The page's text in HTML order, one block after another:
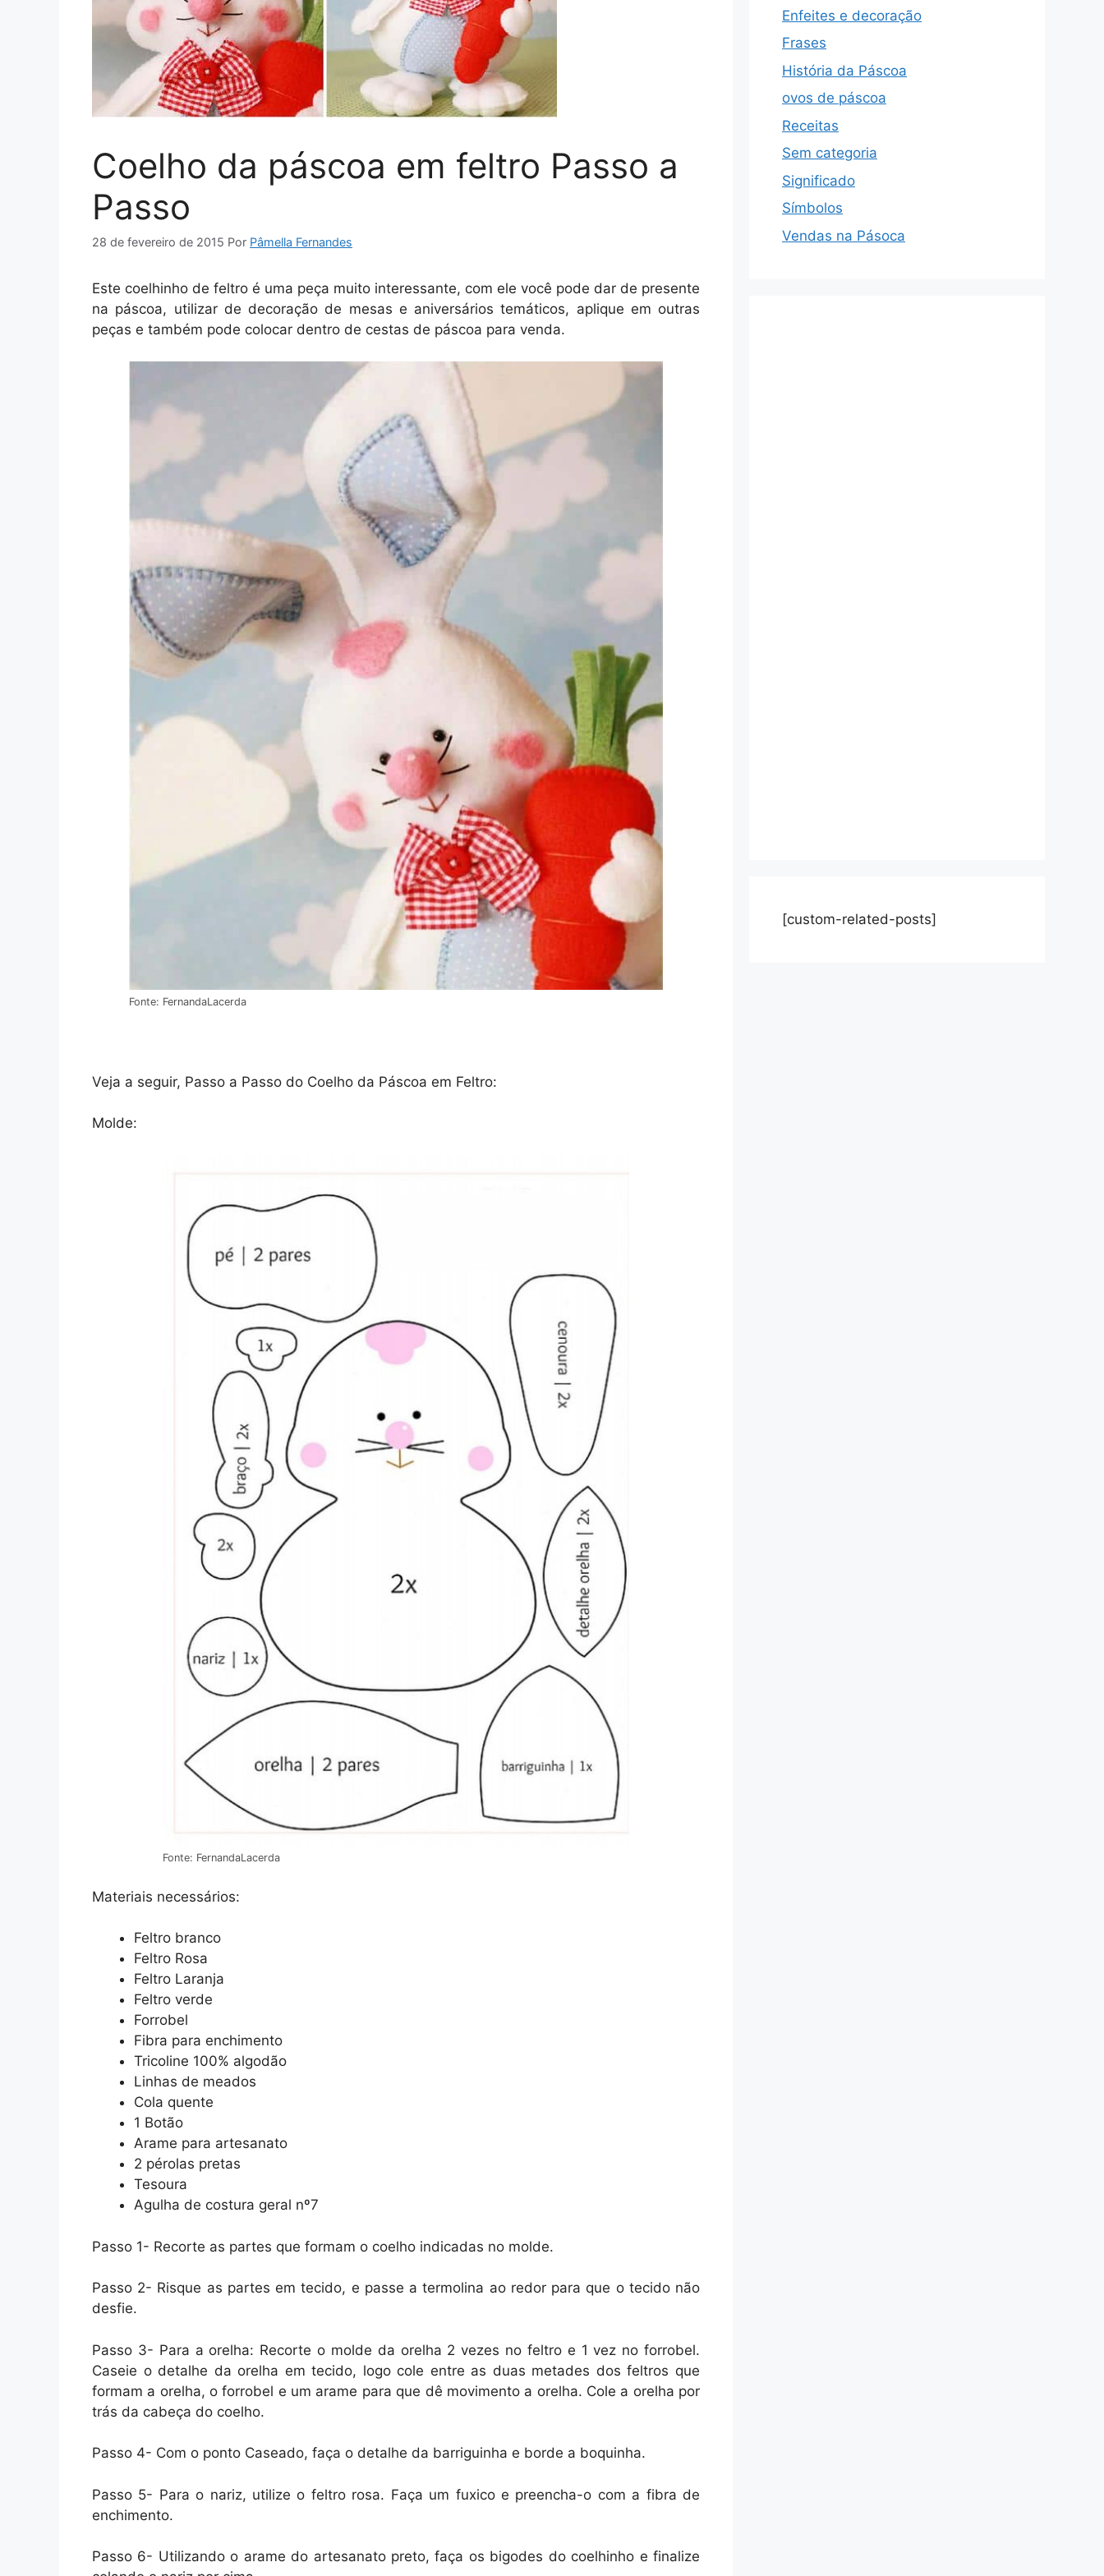
Coelho da páscoa em feltro Passo a
Passo
28 de fevereiro de 2015 Por Pâmella Fernandes
Este coelhinho de feltro é uma peça muito interessante, com ele você pode dar de presente
na páscoa, utilizar de decoração de mesas e aniversários temáticos, aplique em outras
peças e também pode colocar dentro de cestas de páscoa para venda.
Fonte: FernandaLacerda
Veja a seguir, Passo a Passo do Coelho da Páscoa em Feltro:
Molde:
Fonte: FernandaLacerda
Materiais necessários:
Feltro branco
Feltro Rosa
Feltro Laranja
Feltro verde
Forrobel
Fibra para enchimento
Tricoline 100% algodão
Linhas de meados
Cola quente
1 Botão
Arame para artesanato
2 pérolas pretas
Tesoura
Agulha de costura geral nº7
Passo 1- Recorte as partes que formam o coelho indicadas no molde.
Passo 2- Risque as partes em tecido, e passe a termolina ao redor para que o tecido não
desfie.
Passo 3- Para a orelha: Recorte o molde da orelha 2 vezes no feltro e 1 vez no forrobel.
Caseie o detalhe da orelha em tecido, logo cole entre as duas metades dos feltros que
formam a orelha, o forrobel e um arame para que dê movimento a orelha. Cole a orelha por
trás da cabeça do coelho.
Passo 4- Com o ponto Caseado, faça o detalhe da barriguinha e borde a boquinha.
Passo 5- Para o nariz, utilize o feltro rosa. Faça um fuxico e preencha-o com a fibra de
enchimento.
Passo 6- Utilizando o arame do artesanato preto, faça os bigodes do coelhinho e finalize
Enfeites e decoração
Frases
História da Páscoa
ovos de páscoa
Receitas
Sem categoria
Significado
Símbolos
Vendas na Pásoca
[custom-related-posts]